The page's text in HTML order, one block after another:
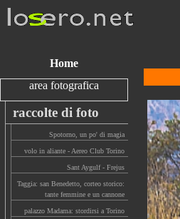
Home
area fotografica
raccolte di foto
Spotorno, un po' di magia
volo in aliante - Aereo Club Torino
Sant Aygulf - Frejus
Taggia: san Benedetto, corteo storico:
tante femmine e un cannone
palazzo Madama: stordirsi a Torino